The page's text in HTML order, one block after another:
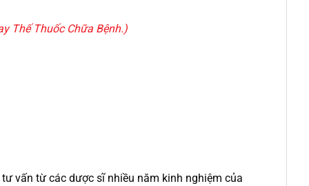
Thế Thuốc Chữa Bệnh.)
vấn từ các dược sĩ nhiều năm kinh nghiệm của